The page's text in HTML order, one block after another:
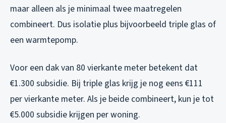
maar alleen als je minimaal twee maatregelen
combineert. Dus isolatie plus bijvoorbeeld triple glas of
een warmtepomp.
Voor een dak van 80 vierkante meter betekent dat
€1.300 subsidie. Bij triple glas krijg je nog eens €111
per vierkante meter. Als je beide combineert, kun je tot
€5.000 subsidie krijgen per woning.